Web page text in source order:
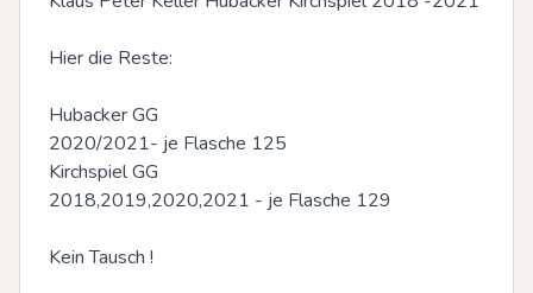
Hier die Reste:
Hubacker GG
2020/2021- je Flasche 125
Kirchspiel GG
2018,2019,2020,2021 - je Flasche 129
Kein Tausch !